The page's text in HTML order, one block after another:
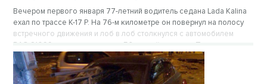
Вечером первого января 77-летний водитель седана Lada Kalina
ехал по трассе К-17 Р. На 76-м километре он повернул на полосу
встречного движения и лоб в лоб столкнулся с автомобилем
ВАЗ-21099, которым управлял 56-летний мужчина. Пострадали
восемь человек, один из них - водитель ВАЗ-2109 - погиб на
месте, семь человек госпитализированы. Среди них – двое
пятилетних детей. Все пострадавшие – жители Тогучина.